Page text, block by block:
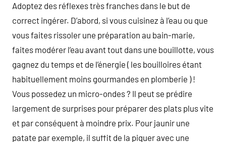
Adoptez des réflexes très franches dans le but de
correct ingérer. D’abord, si vous cuisinez à l’eau ou que
vous faites rissoler une préparation au bain-marie,
faites modérer l’eau avant tout dans une bouillotte, vous
gagnez du temps et de l’énergie ( les bouilloires étant
habituellement moins gourmandes en plomberie ) !
Vous possedez un micro-ondes ? Il peut se prédire
largement de surprises pour préparer des plats plus vite
et par conséquent à moindre prix. Pour jaunir une
patate par exemple, il suffit de la piquer avec une